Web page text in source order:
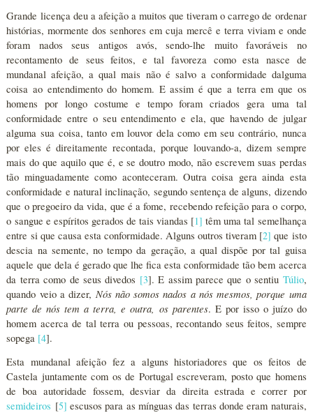
Grande licença deu a afeição a muitos que tiveram o carrego de ordenar
histórias, mormente dos senhores em cuja mercê e terra viviam e onde
foram nados seus antigos avós, sendo-lhe muito favoráveis no
recontamento de seus feitos, e tal favoreza como esta nasce de
mundanal afeição, a qual mais não é salvo a conformidade dalguma
coisa ao entendimento do homem. E assim é que a terra em que os
homens por longo costume e tempo foram criados gera uma tal
conformidade entre o seu entendimento e ela, que havendo de julgar
alguma sua coisa, tanto em louvor dela como em seu contrário, nunca
por eles é direitamente recontada, porque louvando-a, dizem sempre
mais do que aquilo que é, e se doutro modo, não escrevem suas perdas
tão minguadamente como aconteceram. Outra coisa gera ainda esta
conformidade e natural inclinação, segundo sentença de alguns, dizendo
que o pregoeiro da vida, que é a fome, recebendo refeição para o corpo,
o sangue e espíritos gerados de tais viandas [1] têm uma tal semelhança
entre si que causa esta conformidade. Alguns outros tiveram [2] que isto
descia na semente, no tempo da geração, a qual dispõe por tal guisa
aquele que dela é gerado que lhe fica esta conformidade tão bem acerca
da terra como de seus divedos [3]. E assim parece que o sentiu Túlio,
quando veio a dizer, Nós não somos nados a nós mesmos, porque uma
parte de nós tem a terra, e outra, os parentes. E por isso o juízo do
homem acerca de tal terra ou pessoas, recontando seus feitos, sempre
sopega [4].
Esta mundanal afeição fez a alguns historiadores que os feitos de
Castela juntamente com os de Portugal escreveram, posto que homens
de boa autoridade fossem, desviar da direita estrada e correr por
semideiros [5] escusos para as mínguas das terras donde eram naturais,